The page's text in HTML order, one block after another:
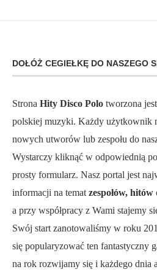
DOŁÓŻ CEGIEŁKĘ DO NASZEGO
Strona Hity Disco Polo tworzona
polskiej muzyki. Każdy użytkownik
nowych utworów lub zespołu do
Wystarczy kliknąć w odpowiednią
prosty formularz. Nasz portal jest
informacji na temat zespołów, hitów
a przy współpracy z Wami stajemy
Swój start zanotowaliśmy w roku
się popularyzować ten fantastyczny
na rok rozwijamy się i każdego dnia